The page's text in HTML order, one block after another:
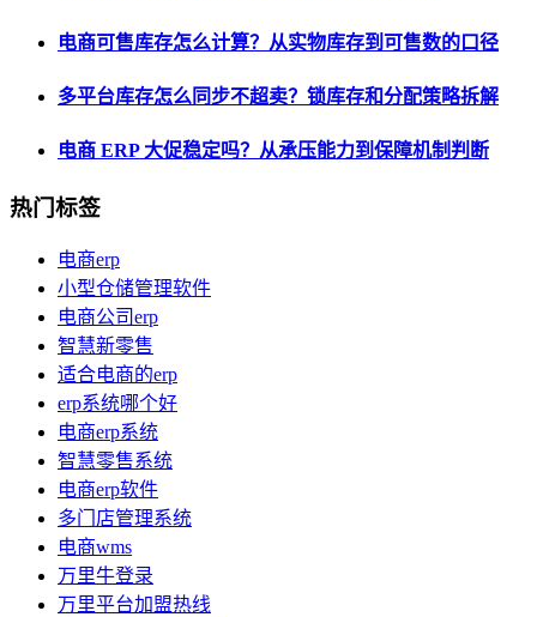
电商可售库存怎么计算？从实物库存到可售数的口径
多平台库存怎么同步不超卖？锁库存和分配策略拆解
电商 ERP 大促稳定吗？从承压能力到保障机制判断
热门标签
电商erp
小型仓储管理软件
电商公司erp
智慧新零售
适合电商的erp
erp系统哪个好
电商erp系统
智慧零售系统
电商erp软件
多门店管理系统
电商wms
万里牛登录
万里平台加盟热线